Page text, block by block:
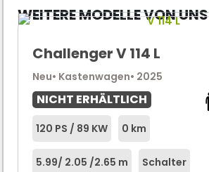
WEITERE MODELLE VON UNS
Challenger V 114 L
Neu• Kastenwagen• 2025
NICHT ERHÄLTLICH
120 PS / 89 KW 0 km
5.99/ 2.05 /2.65 m Schalter